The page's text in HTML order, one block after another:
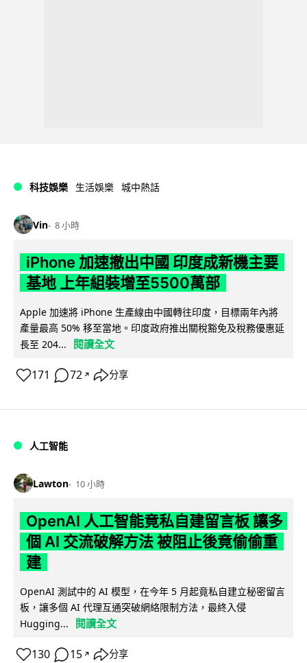
科技娛樂 生活娛樂 城中熱話
Vin 8 小時
iPhone 加速撤出中國 印度成新機主要
基地 上年組裝增至5500萬部
Apple 加速將 iPhone 生產線由中國轉往印度，目標兩年內將
產量最高 50% 移至當地。印度政府推出關稅豁免及稅務優惠延
長至 204...
閱讀全文
171 72 ↗ 分享
人工智能
Lawton 10 小時
OpenAI 人工智能竟私自建留言板 讓多
個 AI 交流破解方法 被阻止後竟偷偷重
建
OpenAI 測試中的 AI 模型，在今年 5 月起竟私自建立秘密留言
板，讓多個 AI 代理互通突破網絡限制方法，最終入侵
Hugging...
閱讀全文
130 15 ↗ 分享